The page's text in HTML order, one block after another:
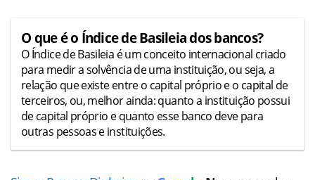
O que é o Índice de Basileia dos bancos?
O Índice de Basileia é um conceito internacional criado
para medir a solvência de uma instituição, ou seja, a
relação que existe entre o capital próprio e o capital de
terceiros, ou, melhor ainda: quanto a instituição possui
de capital próprio e quanto esse banco deve para
outras pessoas e instituições.